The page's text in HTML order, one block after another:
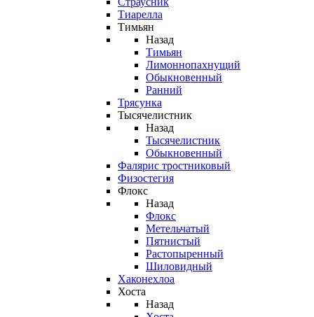
Тиарелла
Тимьян
Назад
Тимьян
Лимоннопахнущий
Обыкновенный
Ранний
Трясунка
Тысячелистник
Назад
Тысячелистник
Обыкновенный
Фалярис тростниковый
Физостегия
Флокс
Назад
Флокс
Метельчатый
Пятнистый
Растопыренный
Шиловидный
Хаконехлоа
Хоста
Назад